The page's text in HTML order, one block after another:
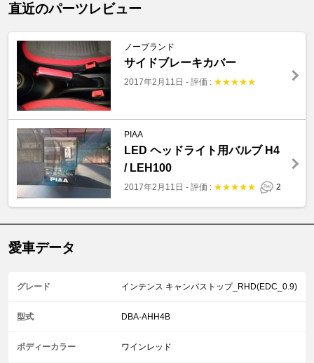
直近のパーツレビュー
ノーブランド
サイドブレーキカバー
2017年2月11日 - 評価 : ★★★★★
PIAA
LED ヘッドライト用バルブ H4
/ LEH100
2017年2月11日 - 評価 : ★★★★★ 2
愛車データ
グレード インテンス キャンバストップ_RHD(EDC_0.9)
型式 DBA-AHH4B
ボディーカラー ワインレッド